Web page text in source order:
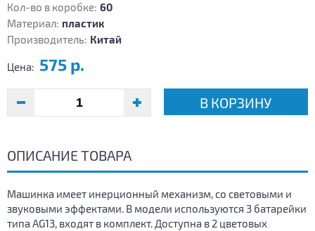
Кол-во в коробке: 60
Материал: пластик
Производитель: Китай
Цена: 575 р.
В КОРЗИНУ
ОПИСАНИЕ ТОВАРА
Машинка имеет инерционный механизм, со световыми и
звуковыми эффектами. В модели используются 3 батарейки
типа AG13, входят в комплект. Доступна в 2 цветовых